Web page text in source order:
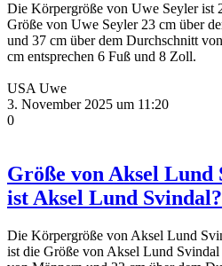
Die Körpergröße von Uwe Seyler ist
Größe von Uwe Seyler 23 cm über
und 37 cm über dem Durchschnitt
cm entsprechen 6 Fuß und 8 Zoll.
USA Uwe
3. November 2025 um 11:20
0
Größe von Aksel
ist Aksel Lund Svindal?
Die Körpergröße von Aksel Lund
ist die Größe von Aksel Lund